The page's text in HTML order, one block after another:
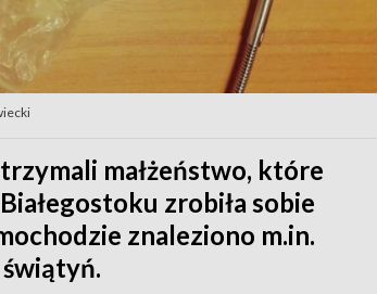
małżeństwo, które
zrobiła sobie
znaleziono m.in.